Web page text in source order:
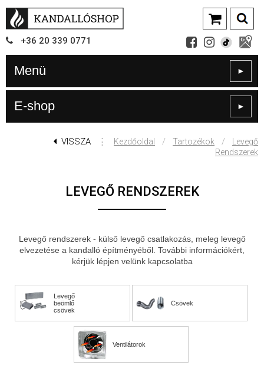
+36 20 339 0771
Menü ►
E-shop ►
VISSZA ⋮ Kezdőoldal / Tartozékok /
Levegő
Rendszerek
LEVEGŐ RENDSZEREK
Levegő rendszerek - külső levegő csatlakozás, meleg levegő
elvezetése a kandalló építményéből. További információkért,
kérjük lépjen velünk kapcsolatba
Levegő
beömlő
csövek
Csövek
Ventilátorok